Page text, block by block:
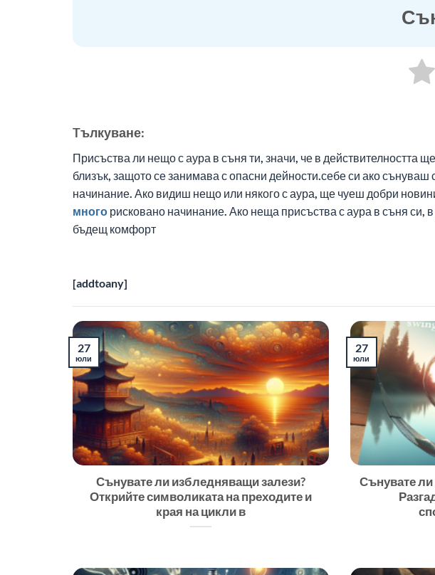
Tълкуване:
Присъства ли нещо с аура в съня ти, значи, че в действителността
близък, защото се занимава с опасни дейности.себе си ако
начинание. Ако видиш нещо или някого с аура, ще чуеш добри
много рисковано начинание. Ако неща присъства с аура в съня си,
бъдещ комфорт
[addtoany]
Сънувате ли избледняващи залези?
Открийте символиката на преходите и
края на цикли в
27
юли
Сънувате
27
юли